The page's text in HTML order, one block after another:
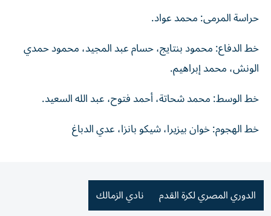
حراسة المرمى: محمد عواد.
خط الدفاع: محمود بنتايج، حسام عبد المجيد، محمود حمدي
الونش، محمد إبراهيم.
خط الوسط: محمد شحاتة، أحمد فتوح، عبد الله السعيد.
خط الهجوم: خوان بيزيرا، شيكو بانزا، عدي الدباغ
الدوري المصري لكرة القدم نادي الزمالك